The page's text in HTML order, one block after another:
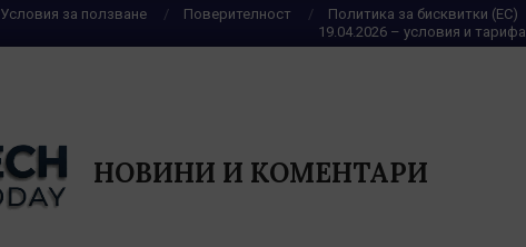
Условия за ползване Поверителност Политика за бисквитки (ЕС)
19.04.2026 – условия и тарифа
НОВИНИ И КОМЕНТАРИ